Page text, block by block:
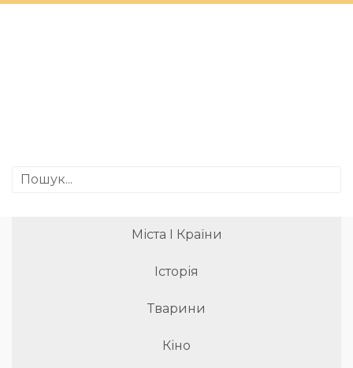
Міста І Країни
Історія
Тварини
Кіно